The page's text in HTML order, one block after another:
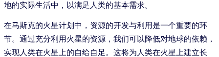
地的实际生活中，以满足人类的基本需求。
在马斯克的火星计划中，资源的开发与利用是一个重要的环
节。通过充分利用火星的资源，我们可以降低对地球的依赖，
实现人类在火星上的自给自足。这将为人类在火星上建立长